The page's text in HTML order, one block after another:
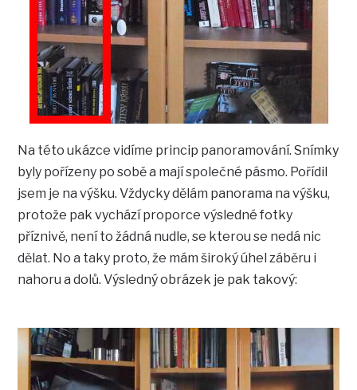
Na této ukázce vidíme princip panoramování. Snímky
byly pořízeny po sobě a mají společné pásmo. Pořídil
jsem je na výšku. Vždycky dělám panorama na výšku,
protože pak vychází proporce výsledné fotky
příznivě, není to žádná nudle, se kterou se nedá nic
dělat. No a taky proto, že mám široký úhel záběru i
nahoru a dolů. Výsledný obrázek je pak takový: